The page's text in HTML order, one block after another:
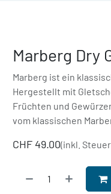
Marberg Dry
Marberg ist ein
Hergestellt mit
Früchten und
vom klassischen
CHF 49.00(inkl.